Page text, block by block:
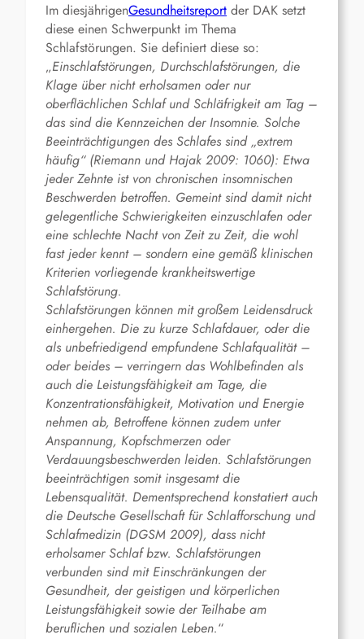
Im diesjährigenGesundheitsreport der DAK setzt
diese einen Schwerpunkt im Thema
Schlafstörungen. Sie definiert diese so:
„Einschlafstörungen, Durchschlafstörungen, die
Klage über nicht erholsamen oder nur
oberflächlichen Schlaf und Schläfrigkeit am Tag –
das sind die Kennzeichen der Insomnie. Solche
Beeinträchtigungen des Schlafes sind „extrem
häufig“ (Riemann und Hajak 2009: 1060): Etwa
jeder Zehnte ist von chronischen insomnischen
Beschwerden betroffen. Gemeint sind damit nicht
gelegentliche Schwierigkeiten einzuschlafen oder
eine schlechte Nacht von Zeit zu Zeit, die wohl
fast jeder kennt – sondern eine gemäß klinischen
Kriterien vorliegende krankheitswertige
Schlafstörung.
Schlafstörungen können mit großem Leidensdruck
einhergehen. Die zu kurze Schlafdauer, oder die
als unbefriedigend empfundene Schlafqualität –
oder beides – verringern das Wohlbefinden als
auch die Leistungsfähigkeit am Tage, die
Konzentrationsfähigkeit, Motivation und Energie
nehmen ab, Betroffene können zudem unter
Anspannung, Kopfschmerzen oder
Verdauungsbeschwerden leiden. Schlafstörungen
beeinträchtigen somit insgesamt die
Lebensqualität. Dementsprechend konstatiert auch
die Deutsche Gesellschaft für Schlafforschung und
Schlafmedizin (DGSM 2009), dass nicht
erholsamer Schlaf bzw. Schlafstörungen
verbunden sind mit Einschränkungen der
Gesundheit, der geistigen und körperlichen
Leistungsfähigkeit sowie der Teilhabe am
beruflichen und sozialen Leben.“